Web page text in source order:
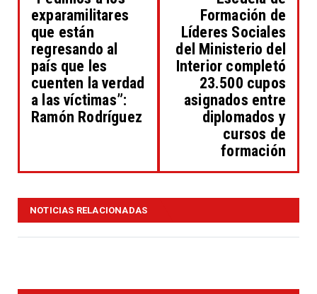
exparamilitares
que están
regresando al
país que les
cuenten la verdad
a las víctimas”:
Ramón Rodríguez
Formación de
Líderes Sociales
del Ministerio del
Interior completó
23.500 cupos
asignados entre
diplomados y
cursos de
formación
NOTICIAS RELACIONADAS